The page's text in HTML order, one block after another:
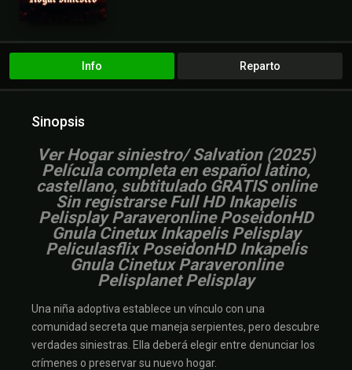
Info Reparto
Sinopsis
Ver Hogar siniestro/ Salvation (2025)
Película completa en español latino,
castellano, subtitulado GRATIS online
Sin registrarse Full HD Inkapelis
Pelisplay Paraveronline PoseidonHD
Gnula Cinetux Inkapelis Pelisplay
Peliculasflix PoseidonHD Inkapelis
Gnula Cinetux Paraveronline
Pelisplanet Pelisplay
Una niña adoptiva establece un vínculo con una
comunidad secreta que maneja serpientes, pero descubre
verdades siniestras. Ella deberá elegir entre denunciar los
crímenes o preservar su nuevo hogar.